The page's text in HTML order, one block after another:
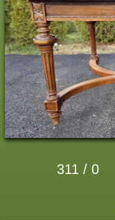
311 / 0